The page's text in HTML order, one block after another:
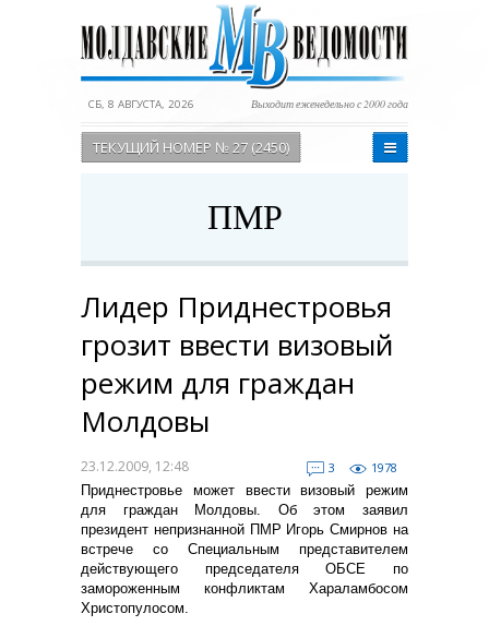
СБ, 8 АВГУСТА, 2026 Выходит еженедельно с 2000 года
ТЕКУЩИЙ НОМЕР № 27 (2450)
ПМР
Лидер Приднестровья
грозит ввести визовый
режим для граждан
Молдовы
23.12.2009, 12:48 3
1978
Приднестровье может ввести визовый режим
для граждан Молдовы. Об этом заявил
президент непризнанной ПМР Игорь Смирнов на
встрече со Специальным представителем
действующего председателя ОБСЕ по
замороженным конфликтам Хараламбосом
Христопулосом.